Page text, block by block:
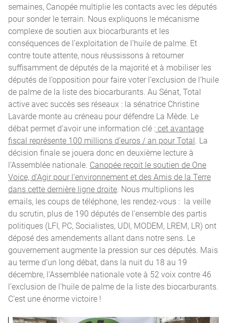
semaines, Canopée multiplie les contacts avec les députés
pour sonder le terrain. Nous expliquons le mécanisme
complexe de soutien aux biocarburants et les
conséquences de l’exploitation de l’huile de palme. Et
contre toute attente, nous réussissons à retourner
suffisamment de députés de la majorité et à mobiliser les
députés de l’opposition pour faire voter l’exclusion de l’huile
de palme de la liste des biocarburants. Au Sénat, Total
active avec succès ses réseaux : la sénatrice Christine
Lavarde monte au créneau pour défendre La Mède. Le
débat permet d’avoir une information clé :cet avantage
fiscal représente 100 millions d’euros / an pour Total . La
décision finale se jouera donc en deuxième lecture à
l’Assemblée nationale. Canopée reçoit le soutien de One
Voice, d’Agir pour l’environnement et des Amis de la Terre
dans cette dernière ligne droite . Nous multiplions les
emails, les coups de téléphone, les rendez-vous : la veille
du scrutin, plus de 190 députés de l’ensemble des partis
politiques (LFI, PC, Socialistes, UDI, MODEM, LREM, LR) ont
déposé des amendements allant dans notre sens. Le
gouvernement augmente la pression sur ces députés. Mais
au terme d’un long débat, dans la nuit du 18 au 19
décembre, l’Assemblée nationale vote à 52 voix contre 46
l’exclusion de l’huile de palme de la liste des biocarburants.
C’est une énorme victoire !